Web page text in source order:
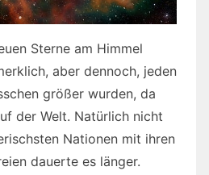
Sterne am Himmel
aber dennoch, jeden
größer wurden, da
der Welt. Natürlich nicht
Nationen mit ihren
dauerte es länger.